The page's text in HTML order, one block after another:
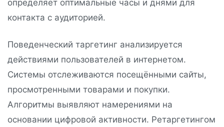
определяет оптимальные часы и днями для
контакта с аудиторией.
Поведенческий таргетинг анализируется
действиями пользователей в интернетом.
Системы отслеживаются посещёнными сайты,
просмотренными товарами и покупки.
Алгоритмы выявляют намерениями на
основании цифровой активности. Ретаргетингом